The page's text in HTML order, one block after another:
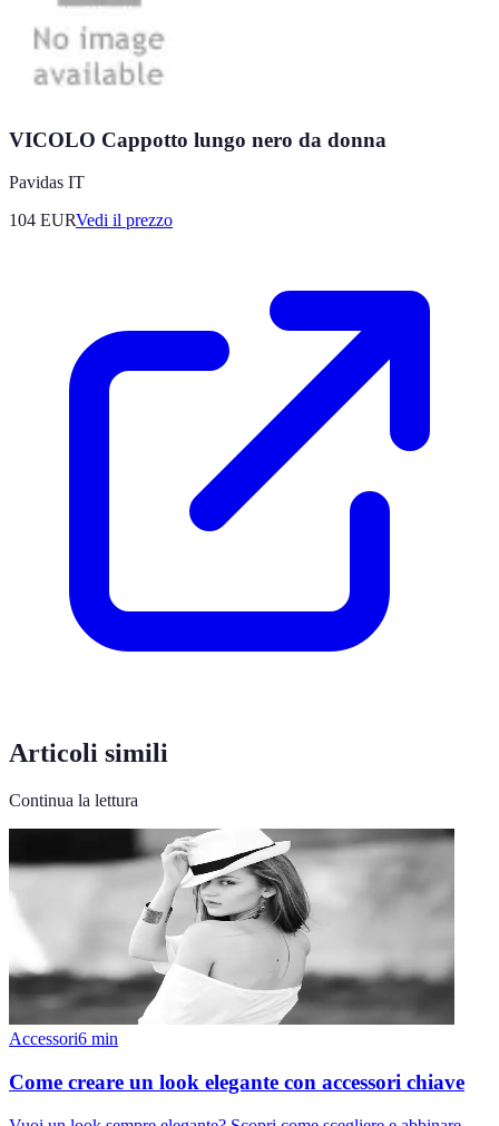
VICOLO Cappotto lungo nero da donna
Pavidas IT
104 EURVedi il prezzo
Articoli simili
Continua la lettura
Accessori6 min
Come creare un look elegante con accessori chiave